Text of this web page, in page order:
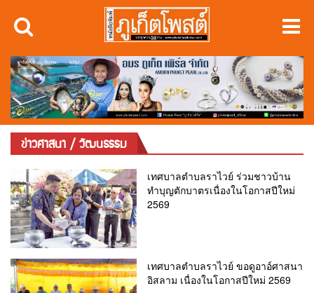
ข่าวศาสนา / วัฒนธรรม
เทศบาลตำบลราไวย์ ร่วมชาวบ้าน
ทำบุญตักบาตรเนื่องในโอกาสปีใหม่
2569
เทศบาลตำบลราไวย์ ขอดูอาอ์ศาสนา
อิสลาม เนื่องในโอกาสปีใหม่ 2569